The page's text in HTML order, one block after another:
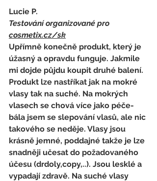
Lucie P.
Testování organizované pro
cosmetix.cz/sk
Upřímně konečně produkt, který je
úžasný a opravdu funguje. Jakmile
mi dojde půjdu koupit druhé balení.
Produkt lze nastříkat jak na mokré
vlasy tak na suché. Na mokrých
vlasech se chová více jako péče-
bála jsem se slepování vlasů, ale nic
takového se neděje. Vlasy jsou
krásně jemné, poddajné takže je lze
snadněji učesat do požadovaného
účesu (drdoly,copy,..). Jsou lesklé a
vypadají zdravě. Na suché vlasy